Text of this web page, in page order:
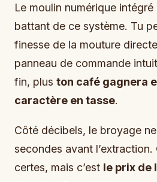
Le moulin numérique
battant de ce système. Tu
finesse de la mouture
panneau de commande
fin, plus ton café gagnera
caractère en tasse.
Côté décibels, le broyage
secondes avant l’extraction.
certes, mais c’est le prix de